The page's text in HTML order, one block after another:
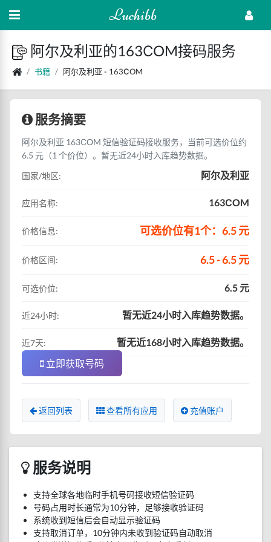
Luchibb
阿尔及利亚的163СOM接码服务
书籍 阿尔及利亚 - 163СOM
服务摘要
阿尔及利亚 163СOM 短信验证码接收服务，当前可选价位约
6.5 元（1 个价位）。暂无近24小时入库趋势数据。
国家/地区:
阿尔及利亚
应用名称: 163СOM
价格信息: 可选价位有1个：6.5 元
价格区间: 6.5 - 6.5 元
可选价位: 6.5 元
近24小时: 暂无近24小时入库趋势数据。
近7天:
暂无近168小时入库趋势数据。
立即获取号码
返回列表 查看所有应用 充值账户
服务说明
支持全球各地临时手机号码接收短信验证码
号码占用时长通常为10分钟，足够接收验证码
系统收到短信后会自动显示验证码
支持取消订单，10分钟内未收到验证码自动取消